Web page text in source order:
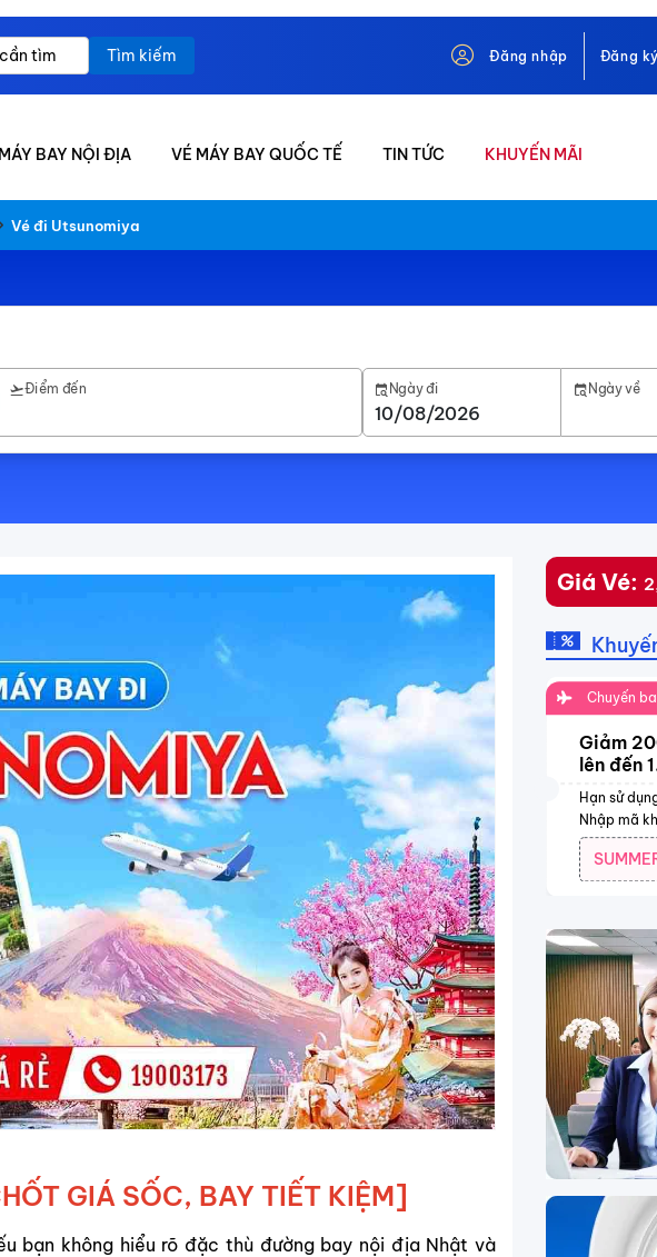
Tìm kiếm Đăng nhập Đăng ký
BAY NỘI ĐỊA VÉ MÁY BAY QUỐC TẾ TIN TỨC KHUYẾN MÃI
Vé đi Utsunomiya
Điểm đến Ngày đi Ngày về
GIÁ SỐC, BAY TIẾT KIỆM]
bạn không hiểu rõ đặc thù đường bay nội địa Nhật và
Giá Vé:
Chuyến
Giảm
lên đến
Hạn sử
Nhập mã